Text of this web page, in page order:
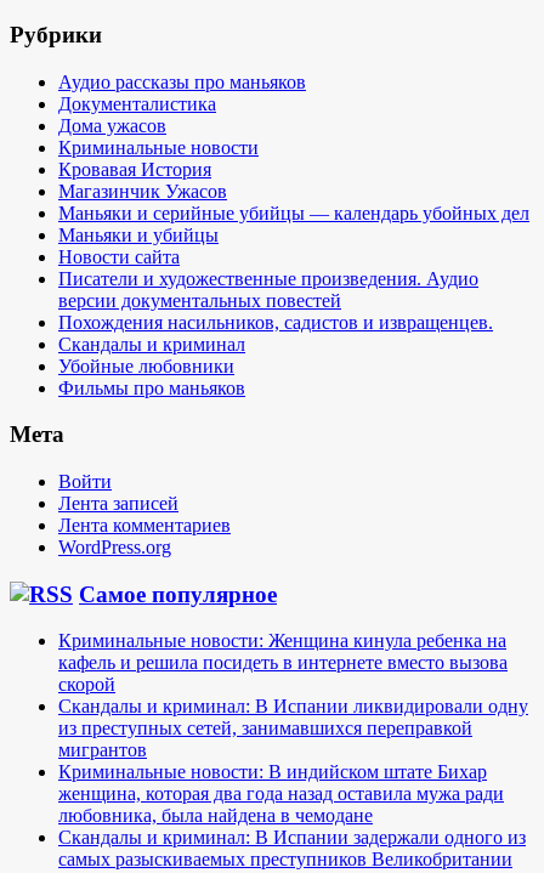
Рубрики
Аудио рассказы про маньяков
Документалистика
Дома ужасов
Криминальные новости
Кровавая История
Магазинчик Ужасов
Маньяки и серийные убийцы — календарь убойных дел
Маньяки и убийцы
Новости сайта
Писатели и художественные произведения. Аудио
версии документальных повестей
Похождения насильников, садистов и извращенцев.
Скандалы и криминал
Убойные любовники
Фильмы про маньяков
Мета
Войти
Лента записей
Лента комментариев
WordPress.org
Самое популярное
Криминальные новости: Женщина кинула ребенка на
кафель и решила посидеть в интернете вместо вызова
скорой
Скандалы и криминал: В Испании ликвидировали одну
из преступных сетей, занимавшихся переправкой
мигрантов
Криминальные новости: В индийском штате Бихар
женщина, которая два года назад оставила мужа ради
любовника, была найдена в чемодане
Скандалы и криминал: В Испании задержали одного из
самых разыскиваемых преступников Великобритании